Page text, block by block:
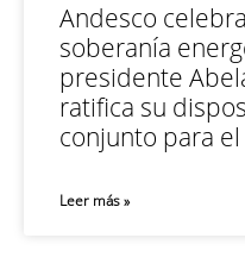
Andesco
soberanía
presidente
ratifica su
conjunto para
Leer más »